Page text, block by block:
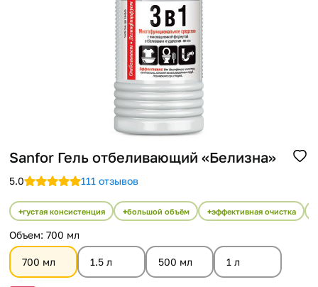
Sanfor Гель отбеливающий «Белизна»
5.0 111 отзывов
густая консистенция большой объём эффективная очистка
Oбъем: 700 мл
700 мл 1.5 л 500 мл 1 л
Способы доставки